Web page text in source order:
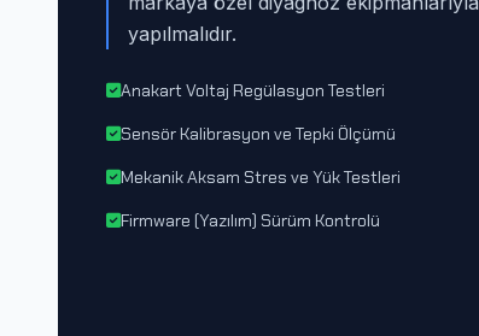
yapılmalıdır.
Anakart Voltaj Regülasyon Testleri
Sensör Kalibrasyon ve Tepki Ölçümü
Mekanik Aksam Stres ve Yük Testleri
Firmware (Yazılım) Sürüm Kontrolü